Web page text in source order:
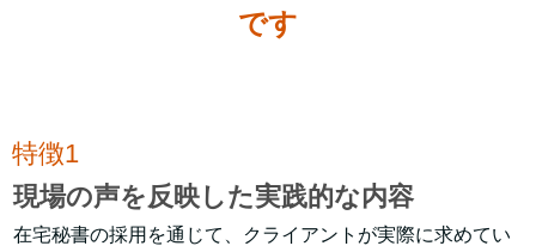
です
特徴1
現場の声を反映した実践的な内容
在宅秘書の採用を通じて、クライアントが実際に求めてい